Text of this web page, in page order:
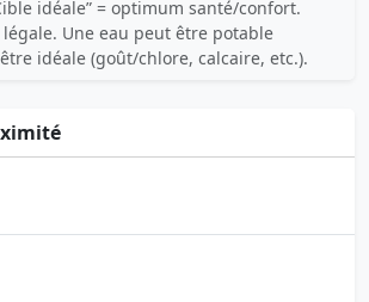
idéale” = optimum santé/confort.
légale. Une eau peut être potable
idéale (goût/chlore, calcaire, etc.).